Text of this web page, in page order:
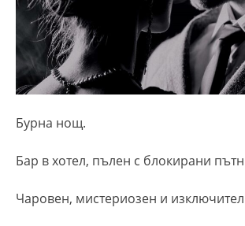
Бурна нощ.
Бар в хотел, пълен с блокирани
Чаровен, мистериозен и